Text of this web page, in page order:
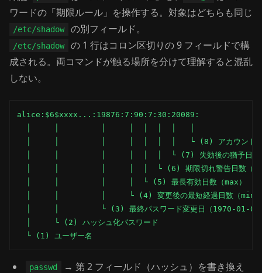
ワードの「期限ルール」を操作する。対象はどちらも同じ
/etc/shadow の別フィールド。
/etc/shadow
の 1 行はコロン区切りの 9 フィールドで構
成される。両コマンドが触る場所を分けて理解すると混乱
しない。
alice:$6$xxxx...:19876:7:90:7:30:20089:
│     │         │     │  │  │  │   └ (8) アカウント失
│     │         │     │  │  │  └ (7) 失効後の猶予日
│     │         │     │  │  └ (6) 期限切れ警告日数（
  │     │         │     │  └ (5) 最長有効日数（max）
  │     │         │     └ (4) 変更後の最短経過日数（min）
│     │         └ (3) 最終パスワード変更日（1970-01-01
  │     └ (2) ハッシュ化パスワード
  └ (1) ユーザー名
passwd
→ 第 2 フィールド（ハッシュ）を書き換え